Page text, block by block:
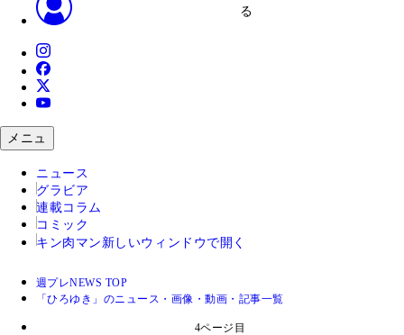
る
メニュ
ニュース
グラビア
連載コラム
コミック
キン肉マン 新しいウィンドウで開く
週プレNEWS TOP
「ひろゆき」のニュース・画像・動画・記事一覧
4ページ目